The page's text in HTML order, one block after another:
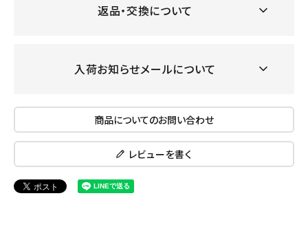
返品・交換について
入荷お知らせメールについて
商品についてのお問い合わせ
レビューを書く